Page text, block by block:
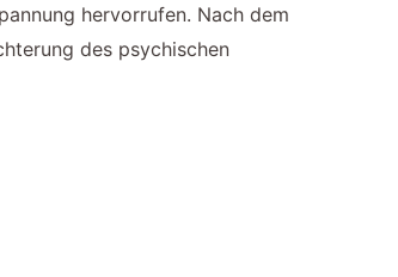
hervorrufen. Nach dem
des psychischen